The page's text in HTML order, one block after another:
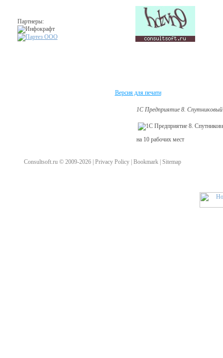
Партнеры:
Версия для печати
1C Предприятие 8.
на 10 рабочих мест
Consultsoft.ru © 2009-2026 | Privacy Policy | Bookmark | Sitemap